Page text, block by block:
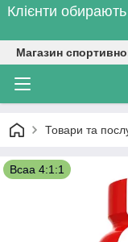
Клієнти
Магазин
Товари та
Bcaa 4:1:1